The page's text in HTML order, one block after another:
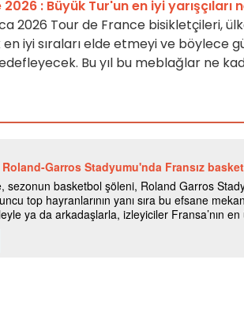
: Büyük Tur'un en iyi
2026 Tour de France bisikletçileri,
iyi sıraları elde etmeyi ve böylece
Bu yıl bu meblağlar ne